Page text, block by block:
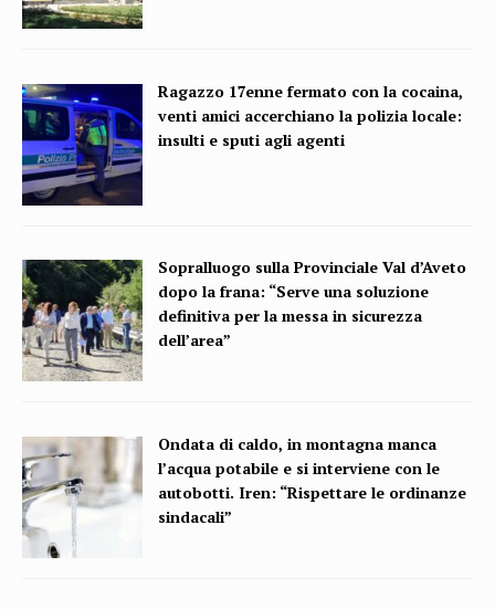
Ragazzo 17enne fermato con la cocaina,
venti amici accerchiano la polizia locale:
insulti e sputi agli agenti
Sopralluogo sulla Provinciale Val d’Aveto
dopo la frana: “Serve una soluzione
definitiva per la messa in sicurezza
dell’area”
Ondata di caldo, in montagna manca
l’acqua potabile e si interviene con le
autobotti. Iren: “Rispettare le ordinanze
sindacali”